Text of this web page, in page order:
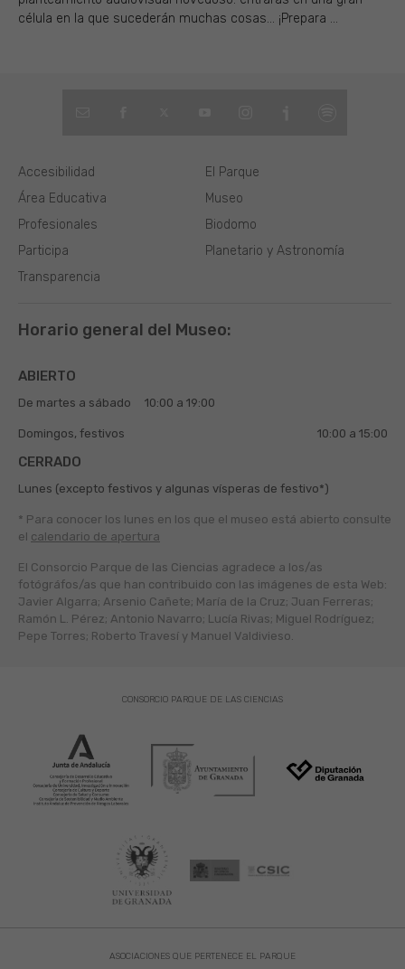
célula en la que sucederán muchas cosas... ¡Prepara ...
El Parque
Museo
Biodomo
Planetario y Astronomía
Área Educativa
Profesionales
Participa
Transparencia
Accesibilidad
Horario general del Museo:
ABIERTO
De martes a sábado 10:00 a 19:00
Domingos, festivos 10:00 a 15:00
CERRADO
Lunes (excepto festivos y algunas vísperas de festivo*)
* Para conocer los lunes en los que el museo está abierto consulte
el calendario de apertura
El Consorcio Parque de las Ciencias agradece a los/as
fotógráfos/as que han contribuido con las imágenes de esta Web:
Javier Algarra; Arsenio Cañete; María de la Cruz; Juan Ferreras;
Ramón L. Pérez; Antonio Navarro; Lucía Rivas; Miguel Rodríguez;
Pepe Torres; Roberto Travesí y Manuel Valdivieso.
ASOCIACIONES QUE PERTENECE EL PARQUE
CONSORCIO PARQUE DE LAS CIENCIAS